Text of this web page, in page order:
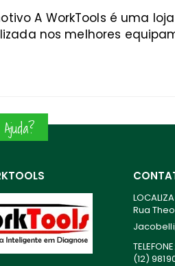
A WorkTools é uma
nos melhores
Rua
TELEFONE:
(12)